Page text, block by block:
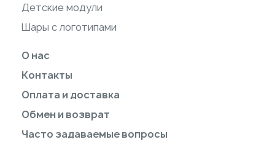
Детские модули
Шары с логотипами
О нас
Контакты
Оплата и доставка
Обмен и возврат
Часто задаваемые вопросы